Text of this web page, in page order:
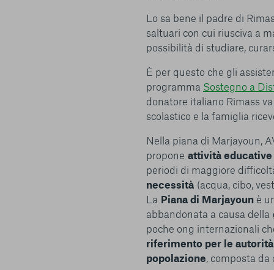
Piattaforma e il suo funzionamento. Premendo “Conferma
selezione relativa ai cookie effettuata verrà salvata. Se non
alcuna opzione, premere questo pulsante equivarrà a
ulteriori informazioni, è possibile consultare la nostra
Lo sa bene il padre di
saltuari con cui riusciva a
possibilità di studiare,
È per questo che gli
programma Sostegno a
donatore italiano Rimass
scolastico e la famiglia
Nella piana di Marjayoun,
propone attività educative
periodi di maggiore
necessità(acqua, cibo,
La Piana di Marjayoun è
abbandonata a causa della
poche ong internazionali
riferimento per le
popolazione , composta